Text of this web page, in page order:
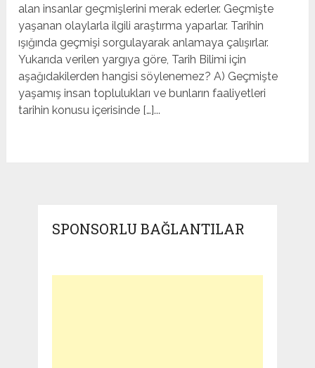
alan insanlar geçmişlerini merak ederler. Geçmişte
yaşanan olaylarla ilgili araştırma yaparlar. Tarihin
ışığında geçmişi sorgulayarak anlamaya çalışırlar.
Yukarıda verilen yargıya göre, Tarih Bilimi için
aşağıdakilerden hangisi söylenemez? A) Geçmişte
yaşamış insan toplulukları ve bunların faaliyetleri
tarihin konusu içerisinde […]...
SPONSORLU BAĞLANTILAR